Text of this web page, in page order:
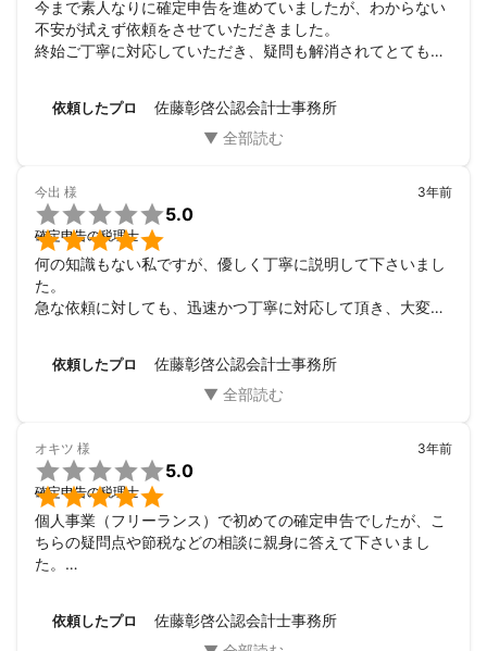
◯税理士事務所では、売上規模 10 億円未満の「中小企業」20 社
超の税務申告を担当。また、個人事業主や資産家の確定申告、相
続税申告にも携わり、オーナー社長の「人生」に関わる税務を身
【強みなど】
大企業の完成された会計、組織の仕組みを中小企業の規模に合っ
た効率的な仕組みづくりに落とし込むことにより、創業オーナー
社長が抱える課題を一緒に考えます。中小企業の会計税務、中小
企業における IT 活用支援、相続税申告、相続対策、不動産投資
（自らも不動産オーナー）、生命保険による利益対策や相続税対
策、海外金融資産投資、個人事業主の税務、富裕層の資産運用な
アピールポイント
会計の専門家として、孤軍奮闘する創業オーナーの人生を応援し
今まで素人なりに確定申告を進めていましたが、わからない
不安が拭えず依頼をさせていただきました。
終始ご丁寧に対応していただき、疑問も解消されてとても助
依頼したプロ 佐藤彰啓公認会計士事務所
今出 様


5.0
確定申告の税理士
3年前
何の知識もない私ですが、優しく丁寧に説明して下さいまし
た。
急な依頼に対しても、迅速かつ丁寧に対応して頂き、大変助
依頼したプロ 佐藤彰啓公認会計士事務所
オキツ 様


5.0
確定申告の税理士
3年前
個人事業（フリーランス）で初めての確定申告でしたが、こ
ちらの疑問点や節税などの相談に親身に答えて下さいまし
た。
ありがとうございました。
依頼したプロ 佐藤彰啓公認会計士事務所